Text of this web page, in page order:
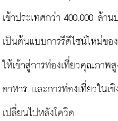
เข้าประเทศกว่า 400,000 ล้า
เป็นต้นแบบการรีดีไซน์ใหม่ขอ
ให้เข้าสู่การท่องเที่ยวคุณภา
อาหาร และการท่องเที่ยวในเ
เปลี่ยนไปหลังโควิด